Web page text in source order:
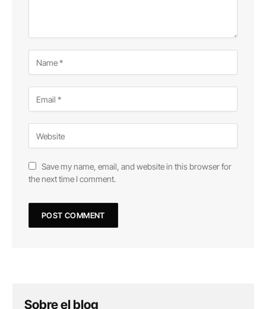
Save my name, email, and website in this browser for
the next time I comment.
Sobre el blog